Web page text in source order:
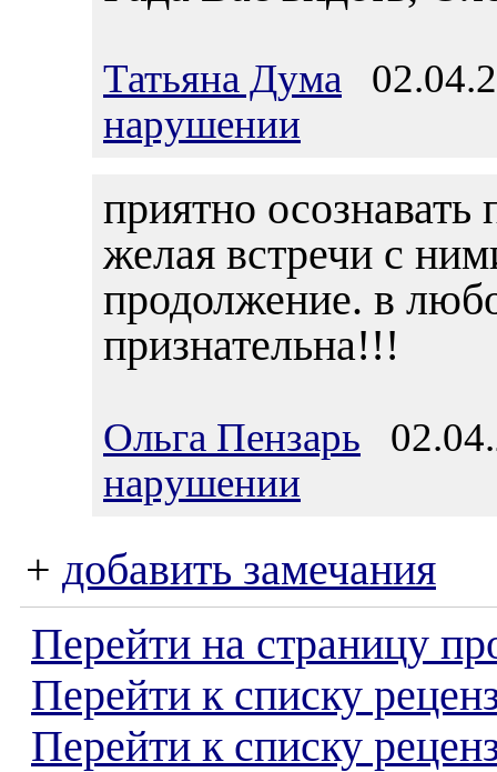
Татьяна Дума
нарушении
приятно
желая встречи с
продолжение. в
признательна!!!
Ольга Пензарь
нарушении
+ добавить замечания
Перейти на страницу
Перейти к списку
Перейти к списку